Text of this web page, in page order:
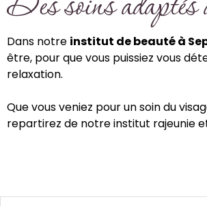
Dans notre institut de beauté à
être, pour que vous puissiez vous
relaxation.
Que vous veniez pour un soin du
repartirez de notre institut rajeunie